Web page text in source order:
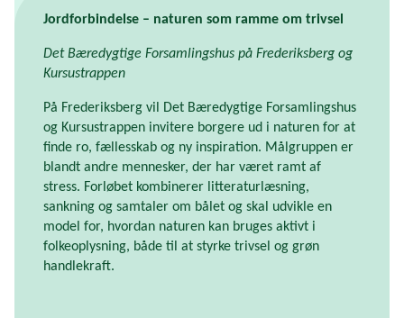
Jordforbindelse – naturen som ramme om trivsel
Det Bæredygtige Forsamlingshus på Frederiksberg og
Kursustrappen
På Frederiksberg vil Det Bæredygtige Forsamlingshus
og Kursustrappen invitere borgere ud i naturen for at
finde ro, fællesskab og ny inspiration. Målgruppen er
blandt andre mennesker, der har været ramt af
stress. Forløbet kombinerer litteraturlæsning,
sankning og samtaler om bålet og skal udvikle en
model for, hvordan naturen kan bruges aktivt i
folkeoplysning, både til at styrke trivsel og grøn
handlekraft.